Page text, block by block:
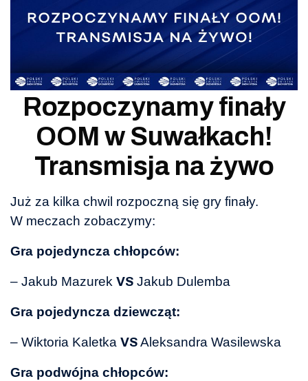
Rozpoczynamy finały
OOM w Suwałkach!
Transmisja na żywo
Już za kilka chwil rozpoczną się gry finały.
W meczach zobaczymy:
Gra pojedyncza chłopców:
– Jakub Mazurek VS Jakub Dulemba
Gra pojedyncza dziewcząt:
– Wiktoria Kaletka VS Aleksandra Wasilewska
Gra podwójna chłopców: